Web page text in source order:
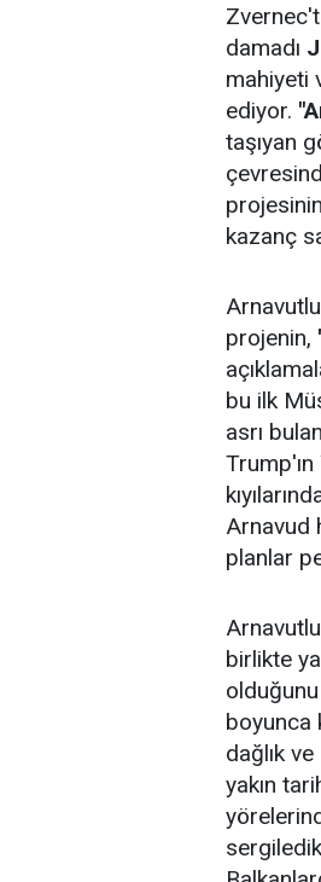
damadı
mahiyeti
ediyor.
taşıyan
kazanç
projenin,
bu ilk
asrı
Trump'ın
Arnavud
planlar
birlikte
olduğunu
boyunca
dağlık
yakın